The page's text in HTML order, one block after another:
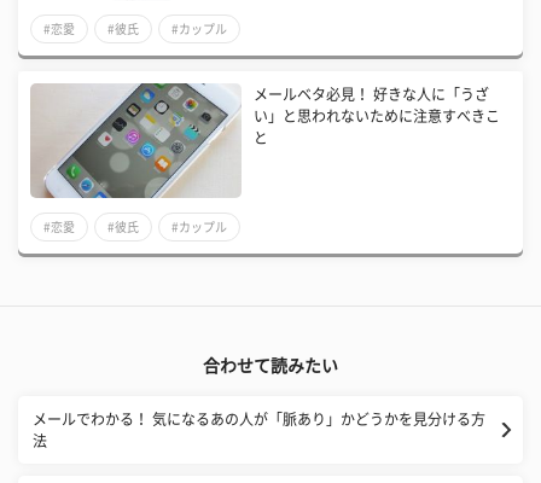
#恋愛 #彼氏 #カップル
メールベタ必見！ 好きな人に「うざ
い」と思われないために注意すべきこ
と
#恋愛 #彼氏 #カップル
合わせて読みたい
メールでわかる！ 気になるあの人が「脈あり」かどうかを見分ける方
法